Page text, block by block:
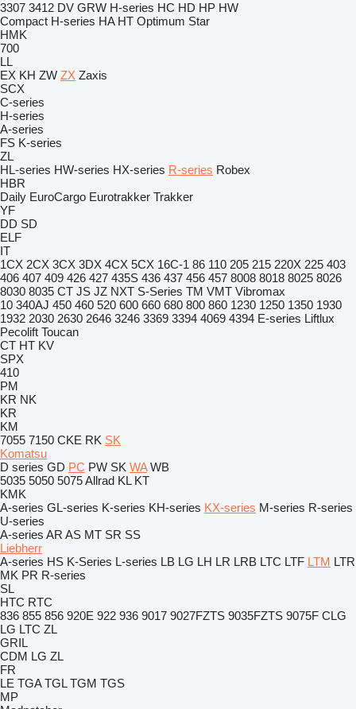
3307 3412 DV GRW H-series HC HD HP HW
Compact H-series HA HT Optimum Star
HMK
700
LL
EX KH ZW ZX Zaxis
SCX
C-series
H-series
A-series
FS K-series
ZL
HL-series HW-series HX-series R-series Robex
HBR
Daily EuroCargo Eurotrakker Trakker
YF
DD SD
ELF
IT
1CX 2CX 3CX 3DX 4CX 5CX 16C-1 86 110 205 215 220X 225 403
406 407 409 426 427 435S 436 437 456 457 8008 8018 8025 8026
8030 8035 CT JS JZ NXT S-Series TM VMT Vibromax
10 340AJ 450 460 520 600 660 680 800 860 1230 1250 1350 1930
1932 2030 2630 2646 3246 3369 3394 4069 4394 E-series Liftlux
Pecolift Toucan
CT HT KV
SPX
410
PM
KR NK
KR
KM
7055 7150 CKE RK SK
Komatsu
D series GD PC PW SK WA WB
5035 5050 5075Allrad KL KT
KMK
A-series GL-series K-series KH-series KX-series M-series R-series
U-series
A-series AR AS MT SR SS
Liebherr
A-series HS K-Series L-series LB LG LH LR LRB LTC LTF LTM LTR
MK PR R-series
SL
HTC RTC
836 855 856 920E 922 936 9017 9027FZTS 9035FZTS 9075F CLG
LG LTC ZL
GRIL
CDM LG ZL
FR
LE TGA TGL TGM TGS
MP